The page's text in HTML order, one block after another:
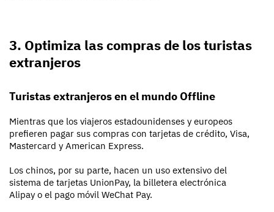
3. Optimiza las compras de los turistas
extranjeros
Turistas extranjeros en el mundo Offline
Mientras que los viajeros estadounidenses y europeos
prefieren pagar sus compras con tarjetas de crédito, Visa,
Mastercard y American Express.
Los chinos, por su parte, hacen un uso extensivo del
sistema de tarjetas UnionPay, la billetera electrónica
Alipay o el pago móvil WeChat Pay.